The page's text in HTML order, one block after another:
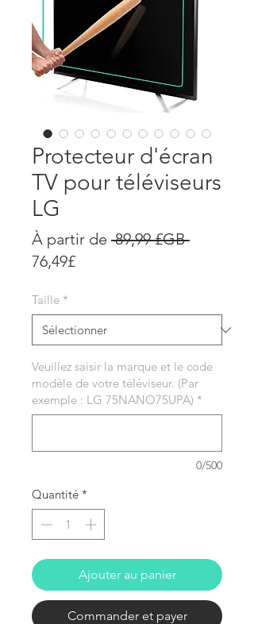
Protecteur d'écran
TV pour téléviseurs
LG
À partir de 89,99 £GB Prix
76,49£Prix
Taille *
Veuillez saisir la marque et le code
modèle de votre téléviseur. (Par
exemple : LG 75NANO75UPA) *
0/500
Quantité *
Ajouter au panier
Commander et payer